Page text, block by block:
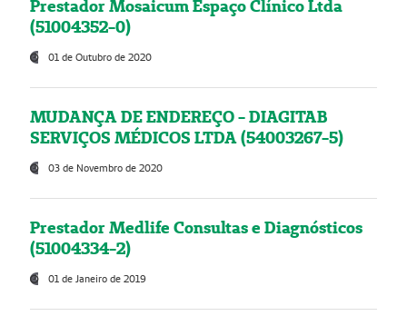
Prestador Mosaicum Espaço Clínico Ltda
(51004352-0)
01 de Outubro de 2020
MUDANÇA DE ENDEREÇO - DIAGITAB
SERVIÇOS MÉDICOS LTDA (54003267-5)
03 de Novembro de 2020
Prestador Medlife Consultas e Diagnósticos
(51004334-2)
01 de Janeiro de 2019